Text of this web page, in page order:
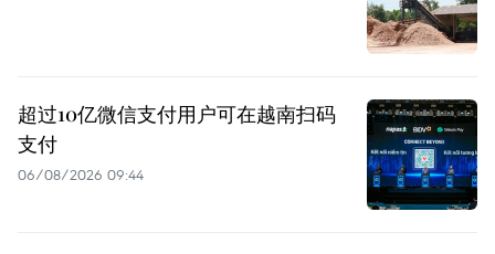
超过10亿微信支付用户可在越南扫码
支付
06/08/2026 09:44